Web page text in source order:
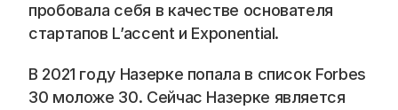
About
COMMUNITY
пробовала себя в качестве основателя
стартапов L’accent и Exponential.
В 2021 году Назерке попала в список Forbes
30 моложе 30. Сейчас Назерке является